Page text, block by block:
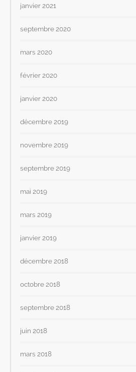
janvier 2021
septembre 2020
mars 2020
février 2020
janvier 2020
décembre 2019
novembre 2019
septembre 2019
mai 2019
mars 2019
janvier 2019
décembre 2018
octobre 2018
septembre 2018
juin 2018
mars 2018